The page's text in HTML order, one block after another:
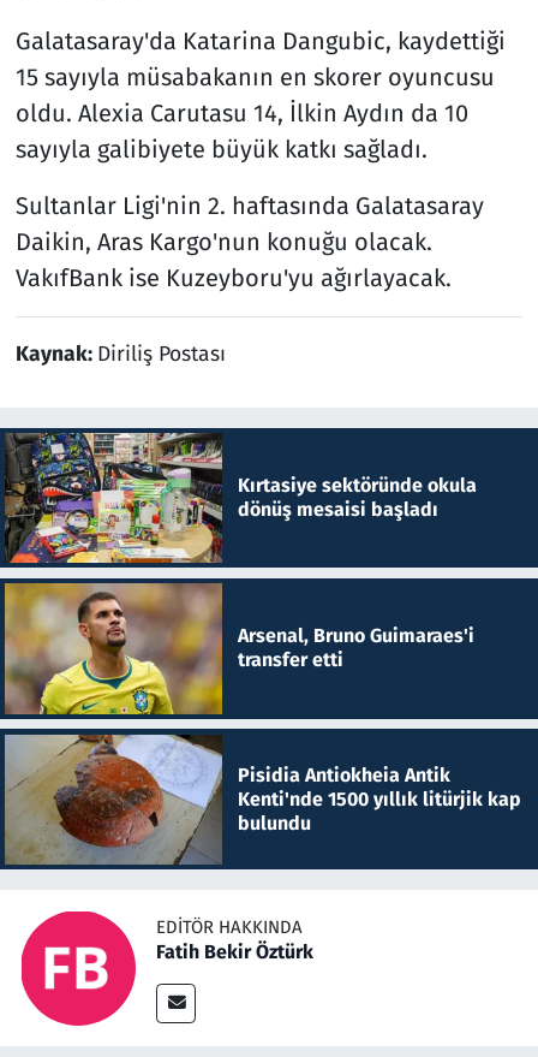
Galatasaray'da Katarina Dangubic, kaydettiği
15 sayıyla müsabakanın en skorer oyuncusu
oldu. Alexia Carutasu 14, İlkin Aydın da 10
sayıyla galibiyete büyük katkı sağladı.
Sultanlar Ligi'nin 2. haftasında Galatasaray
Daikin, Aras Kargo'nun konuğu olacak.
VakıfBank ise Kuzeyboru'yu ağırlayacak.
Kaynak: Diriliş Postası
Kırtasiye sektöründe okula
dönüş mesaisi başladı
Arsenal, Bruno Guimaraes'i
transfer etti
Pisidia Antiokheia Antik
Kenti'nde 1500 yıllık litürjik kap
bulundu
EDITÖR HAKKINDA
Fatih Bekir Öztürk